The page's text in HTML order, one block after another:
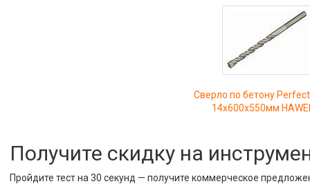
Сверло по бетону
14х600х550мм
Получите скидку на
Пройдите тест на 30 секунд — получите коммерческое